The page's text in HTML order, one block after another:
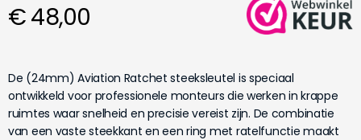
€ 48,00
De (24mm) Aviation Ratchet steeksleutel is speciaal
ontwikkeld voor professionele monteurs die werken in krappe
ruimtes waar snelheid en precisie vereist zijn. De combinatie
van een vaste steekkant en een ring met ratelfunctie maakt